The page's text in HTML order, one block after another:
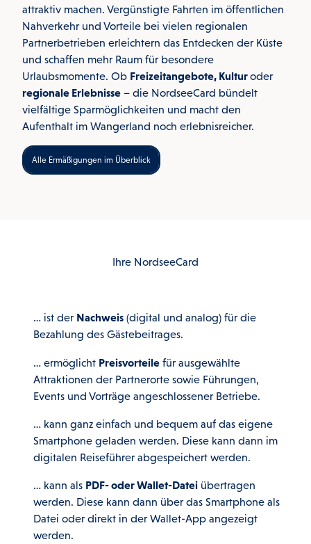
attraktiv machen. Vergünstigte Fahrten im öffentlichen
Nahverkehr und Vorteile bei vielen regionalen
Partnerbetrieben erleichtern das Entdecken der Küste
und schaffen mehr Raum für besondere
Urlaubsmomente. Ob Freizeitangebote, Kulturoder
regionale Erlebnisse – die NordseeCard bündelt
vielfältige Sparmöglichkeiten und macht den
Aufenthalt im Wangerland noch erlebnisreicher.
Alle Ermäßigungen im Überblick
Ihre NordseeCard
… ist derNachweis (digital und analog) für die
Bezahlung des Gästebeitrages.
… ermöglicht Preisvorteile für ausgewählte
Attraktionen der Partnerorte sowie Führungen,
Events und Vorträge angeschlossener Betriebe.
… kann ganz einfach und bequem auf das eigene
Smartphone geladen werden. Diese kann dann im
digitalen Reiseführer abgespeichert werden.
… kann als PDF- oder Wallet-Datei übertragen
werden. Diese kann dann über das Smartphone als
Datei oder direkt in der Wallet-App angezeigt
werden.